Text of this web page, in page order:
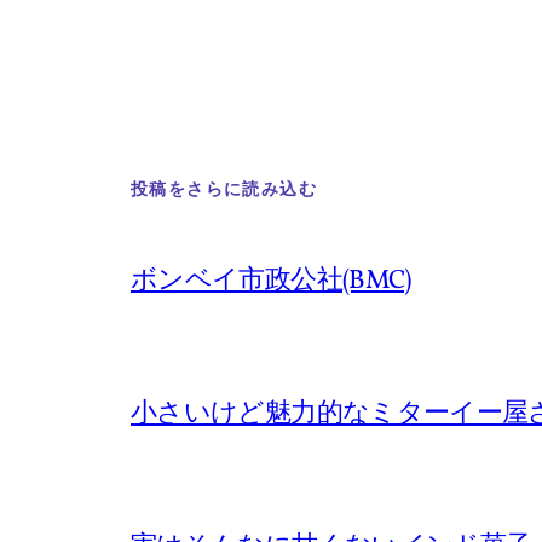
投稿をさらに読み込む
ボンベイ市政公社(BMC)
小さいけど魅力的なミターイー屋